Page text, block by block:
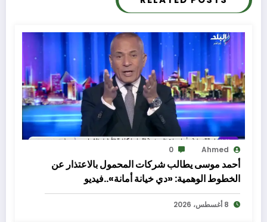
Ahmed
0
أحمد موسى يطالب شركات المحمول بالاعتذار عن
الخطوط الوهمية: «دي خيانة أمانة»..فيديو
8 أغسطس، 2026